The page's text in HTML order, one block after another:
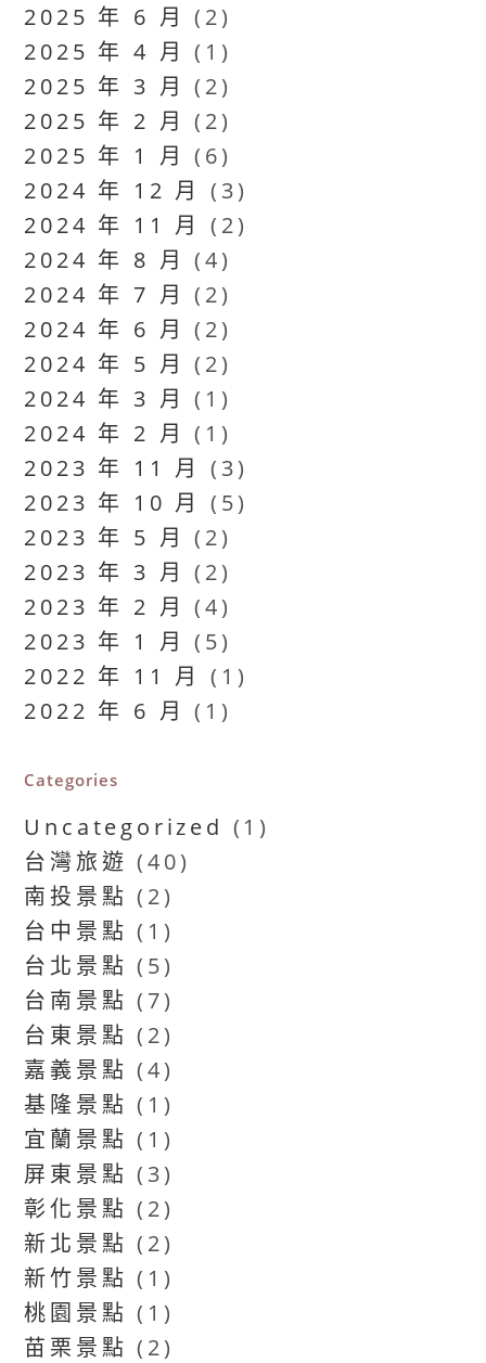
2025 年 6 月 (2)
2025 年 4 月 (1)
2025 年 3 月 (2)
2025 年 2 月 (2)
2025 年 1 月 (6)
2024 年 12 月 (3)
2024 年 11 月 (2)
2024 年 8 月 (4)
2024 年 7 月 (2)
2024 年 6 月 (2)
2024 年 5 月 (2)
2024 年 3 月 (1)
2024 年 2 月 (1)
2023 年 11 月 (3)
2023 年 10 月 (5)
2023 年 5 月 (2)
2023 年 3 月 (2)
2023 年 2 月 (4)
2023 年 1 月 (5)
2022 年 11 月 (1)
2022 年 6 月 (1)
Categories
Uncategorized (1)
台灣旅遊 (40)
南投景點 (2)
台中景點 (1)
台北景點 (5)
台南景點 (7)
台東景點 (2)
嘉義景點 (4)
基隆景點 (1)
宜蘭景點 (1)
屏東景點 (3)
彰化景點 (2)
新北景點 (2)
新竹景點 (1)
桃園景點 (1)
苗栗景點 (2)